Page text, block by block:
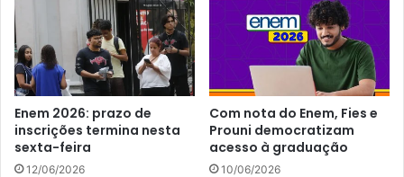
Enem 2026: prazo de
inscrições termina nesta
sexta-feira
12/06/2026
Com nota do Enem, Fies e
Prouni democratizam
acesso à graduação
10/06/2026